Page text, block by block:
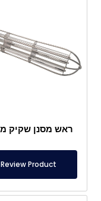
Review Product